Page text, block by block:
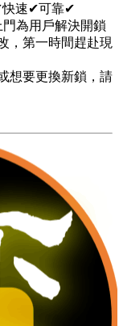
速✔可靠✔
為用戶解決開鎖
，第一時間趕赴現
想要更換新鎖，請